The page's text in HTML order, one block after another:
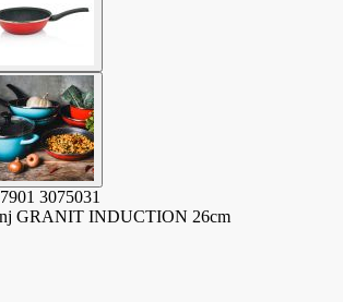
3075031
GRANIT INDUCTION 26cm